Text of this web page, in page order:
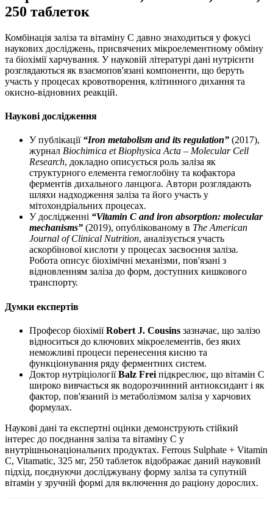
250 таблеток
Комбінація заліза та вітаміну C давно знаходиться у фокусі
наукових досліджень, присвячених мікроелементному обміну
та біохімії харчування. У науковій літературі дані нутрієнти
розглядаються як взаємопов'язані компоненти, що беруть
участь у процесах кровотворення, клітинного дихання та
окисно-відновних реакцій.
Наукові дослідження
У публікації “Iron metabolism and its regulation” (2017),
журнал Biochimica et Biophysica Acta – Molecular Cell
Research, докладно описується роль заліза як
структурного елемента гемоглобіну та кофактора
ферментів дихального ланцюга. Автори розглядають
шляхи надходження заліза та його участь у
мітохондріальних процесах.
У дослідженні “Vitamin C and iron absorption: molecular
mechanisms” (2019), опублікованому в The American
Journal of Clinical Nutrition, аналізується участь
аскорбінової кислоти у процесах засвоєння заліза.
Робота описує біохімічні механізми, пов'язані з
відновленням заліза до форм, доступних кишкового
транспорту.
Думки експертів
Професор біохіміїRobert J. Cousins зазначає, що залізо
відноситься до ключових мікроелементів, без яких
неможливі процеси перенесення кисню та
функціонування ряду ферментних систем.
Доктор нутріціологіїBalz Frei підкреслює, що вітамін C
широко вивчається як водорозчинний антиоксидант і як
фактор, пов'язаний із метаболізмом заліза у харчових
формулах.
Наукові дані та експертні оцінки демонструють стійкий
інтерес до поєднання заліза та вітаміну C у
внутрішньонаціональних продуктах. Ferrous Sulphate + Vitamin
C, Vitamatic, 325 мг, 250 таблеток відображає даний науковий
підхід, поєднуючи досліджувану форму заліза та супутній
вітамін у зручній формі для включення до раціону дорослих.